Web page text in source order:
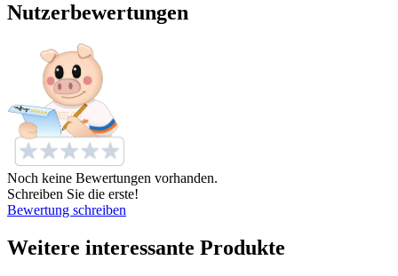
Nutzerbewertungen
Noch keine Bewertungen vorhanden.
Schreiben Sie die erste!
Bewertung schreiben
Weitere interessante Produkte